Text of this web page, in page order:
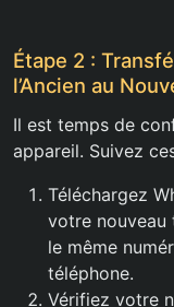
Étape 2 :
l’Ancien au
Il est temps de
appareil. Suivez
Téléchargez
votre nouveau
le même
téléphone.
Vérifiez votre